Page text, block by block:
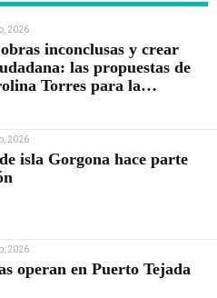
2026
inconclusas y crear
las propuestas de
Torres para la
2026
isla Gorgona hace parte
2026
operan en Puerto Tejada